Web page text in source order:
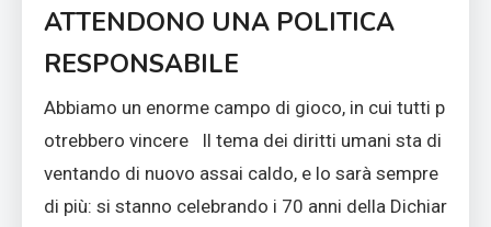
ATTENDONO UNA POLITICA
RESPONSABILE
Abbiamo un enorme campo di gioco, in cui tutti p
otrebbero vincere Il tema dei diritti umani sta di
ventando di nuovo assai caldo, e lo sarà sempre
di più: si stanno celebrando i 70 anni della Dichiar